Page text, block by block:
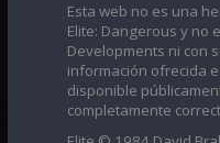
Esta web no es una
Elite: Dangerous y no
Developments ni con
información ofrecida
disponible
completamente